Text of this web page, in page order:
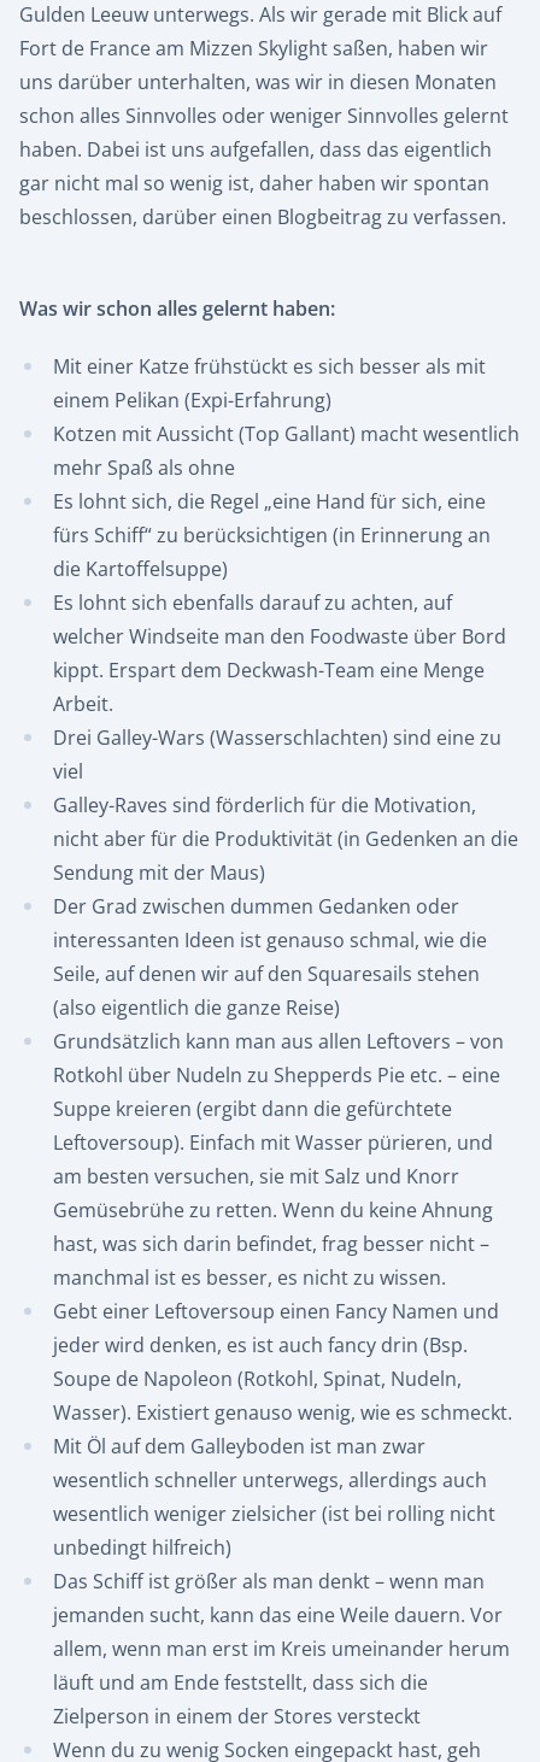
Gulden Leeuw unterwegs. Als wir gerade mit Blick auf
Fort de France am Mizzen Skylight saßen, haben wir
uns darüber unterhalten, was wir in diesen Monaten
schon alles Sinnvolles oder weniger Sinnvolles gelernt
haben. Dabei ist uns aufgefallen, dass das eigentlich
gar nicht mal so wenig ist, daher haben wir spontan
beschlossen, darüber einen Blogbeitrag zu verfassen.
Was wir schon alles gelernt haben:
Mit einer Katze frühstückt es sich besser als mit
einem Pelikan (Expi-Erfahrung)
Kotzen mit Aussicht (Top Gallant) macht wesentlich
mehr Spaß als ohne
Es lohnt sich, die Regel „eine Hand für sich, eine
fürs Schiff“ zu berücksichtigen (in Erinnerung an
die Kartoffelsuppe)
Es lohnt sich ebenfalls darauf zu achten, auf
welcher Windseite man den Foodwaste über Bord
kippt. Erspart dem Deckwash-Team eine Menge
Arbeit.
Drei Galley-Wars (Wasserschlachten) sind eine zu
viel
Galley-Raves sind förderlich für die Motivation,
nicht aber für die Produktivität (in Gedenken an die
Sendung mit der Maus)
Der Grad zwischen dummen Gedanken oder
interessanten Ideen ist genauso schmal, wie die
Seile, auf denen wir auf den Squaresails stehen
(also eigentlich die ganze Reise)
Grundsätzlich kann man aus allen Leftovers – von
Rotkohl über Nudeln zu Shepperds Pie etc. – eine
Suppe kreieren (ergibt dann die gefürchtete
Leftoversoup). Einfach mit Wasser pürieren, und
am besten versuchen, sie mit Salz und Knorr
Gemüsebrühe zu retten. Wenn du keine Ahnung
hast, was sich darin befindet, frag besser nicht –
manchmal ist es besser, es nicht zu wissen.
Gebt einer Leftoversoup einen Fancy Namen und
jeder wird denken, es ist auch fancy drin (Bsp.
Soupe de Napoleon (Rotkohl, Spinat, Nudeln,
Wasser). Existiert genauso wenig, wie es schmeckt.
Mit Öl auf dem Galleyboden ist man zwar
wesentlich schneller unterwegs, allerdings auch
wesentlich weniger zielsicher (ist bei rolling nicht
unbedingt hilfreich)
Das Schiff ist größer als man denkt – wenn man
jemanden sucht, kann das eine Weile dauern. Vor
allem, wenn man erst im Kreis umeinander herum
läuft und am Ende feststellt, dass sich die
Zielperson in einem der Stores versteckt
Wenn du zu wenig Socken eingepackt hast, geh